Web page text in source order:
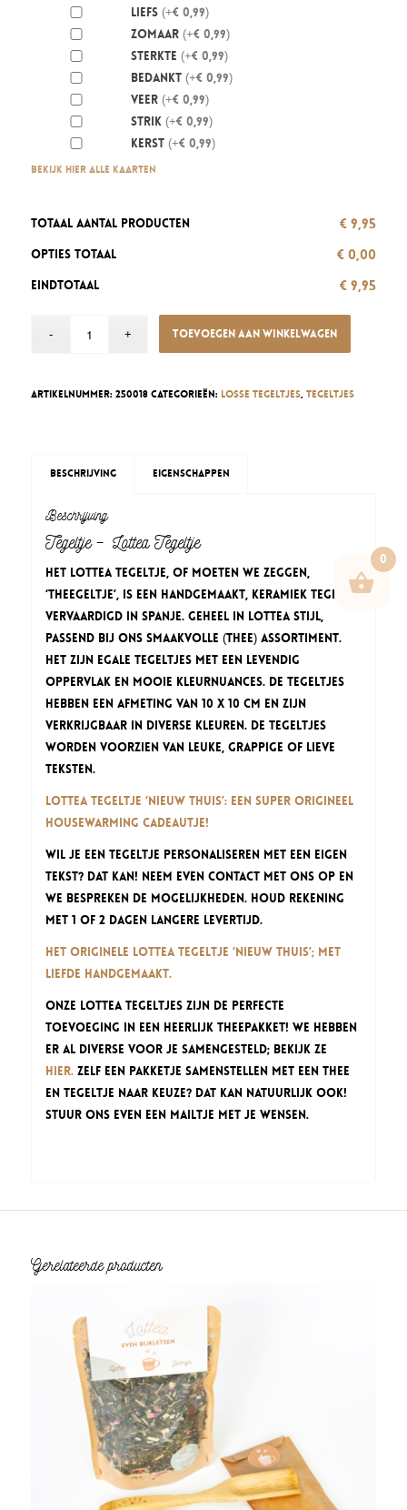
Liefs (+€ 0,99)
Zomaar (+€ 0,99)
Sterkte (+€ 0,99)
Bedankt (+€ 0,99)
Veer (+€ 0,99)
Strik (+€ 0,99)
Kerst (+€ 0,99)
Bekijk hier alle kaarten
Totaal aantal producten € 9,95
Opties totaal € 0,00
Eindtotaal € 9,95
Toevoegen aan winkelwagen
Artikelnummer: 250018 Categorieën: Losse tegeltjes, Tegeltjes
Beschrijving Eigenschappen
Beschrijving
Tegeltje – Lottea Tegeltje
Het Lottea Tegeltje, of moeten we zeggen,
‘THEEgeltje’, is een handgemaakt, keramiek tegeltje
vervaardigd in Spanje. Geheel in Lottea stijl,
passend bij ons smaakvolle (thee) assortiment.
Het zijn egale tegeltjes met een levendig
oppervlak en mooie kleurnuances. De tegeltjes
hebben een afmeting van 10 x 10 cm en zijn
verkrijgbaar in diverse kleuren. De tegeltjes
worden voorzien van leuke, grappige of lieve
teksten.
Lottea Tegeltje ‘Nieuw Thuis’: een super origineel
housewarming cadeautje!
Wil je een tegeltje personaliseren met een eigen
tekst? Dat kan! Neem even contact met ons op en
we bespreken de mogelijkheden. Houd rekening
met 1 of 2 dagen langere levertijd.
Het originele Lottea Tegeltje ‘Nieuw Thuis’; met
liefde handgemaakt.
Onze Lottea Tegeltjes zijn de perfecte
toevoeging in een heerlijk theepakket! We hebben
er al diverse voor je samengesteld; bekijk ze
hier.Zelf een pakketje samenstellen met een thee
en tegeltje naar keuze? Dat kan natuurlijk ook!
Stuur ons even een mailtje met je wensen.
Gerelateerde producten
0